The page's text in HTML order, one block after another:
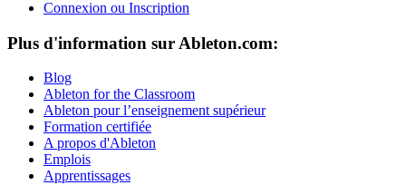
Connexion ou Inscription
Plus d'information sur Ableton.com:
Blog
Ableton for the Classroom
Ableton pour l’enseignement supérieur
Formation certifiée
A propos d'Ableton
Emplois
Apprentissages